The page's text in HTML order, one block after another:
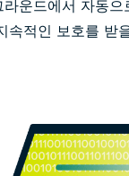
운드에서 자동으
속적인 보호를 받